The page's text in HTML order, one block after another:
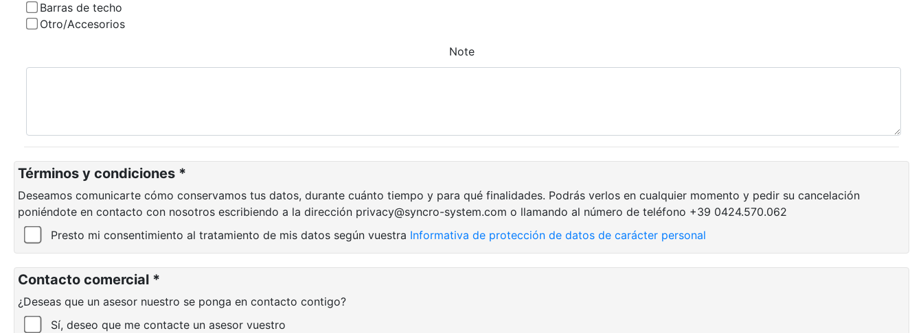
Barras de techo
Otro/Accesorios
Note
Términos y condiciones *
Deseamos comunicarte cómo conservamos tus datos, durante cuánto tiempo y para qué finalidades. Podrás verlos en cualquier momento y pedir su cancelación
poniéndote en contacto con nosotros escribiendo a la dirección privacy@syncro-system.com o llamando al número de teléfono +39 0424.570.062
Presto mi consentimiento al tratamiento de mis datos según vuestra Informativa de protección de datos de carácter personal
Contacto comercial *
¿Deseas que un asesor nuestro se ponga en contacto contigo?
Sí, deseo que me contacte un asesor vuestro